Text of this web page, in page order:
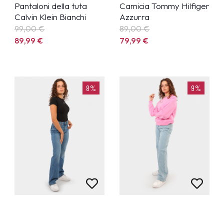
Pantaloni della tuta
Calvin Klein Bianchi
99,00 €
89,99€
Camicia Tommy Hilfiger
Azzurra
89,00 €
79,99€
8% 9%